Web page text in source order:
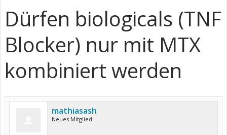
Dürfen biologicals (TNF
Blocker) nur mit MTX
kombiniert werden
mathiasash
Neues Mitglied